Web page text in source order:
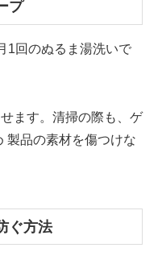
プ
1回のぬるま湯洗いで
ます。清掃の際も、ゲ
製品の素材を傷つけな
ぐ方法